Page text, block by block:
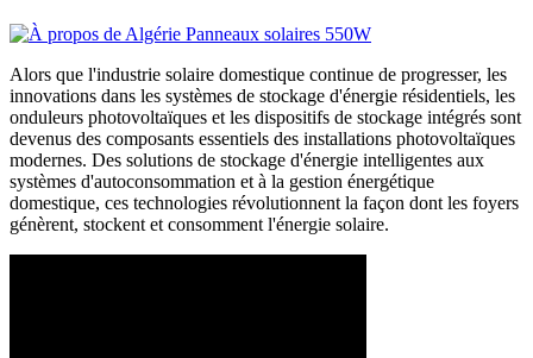
Alors que l'industrie solaire domestique continue de progresser, les
innovations dans les systèmes de stockage d'énergie résidentiels, les
onduleurs photovoltaïques et les dispositifs de stockage intégrés sont
devenus des composants essentiels des installations photovoltaïques
modernes. Des solutions de stockage d'énergie intelligentes aux
systèmes d'autoconsommation et à la gestion énergétique
domestique, ces technologies révolutionnent la façon dont les foyers
génèrent, stockent et consomment l'énergie solaire.